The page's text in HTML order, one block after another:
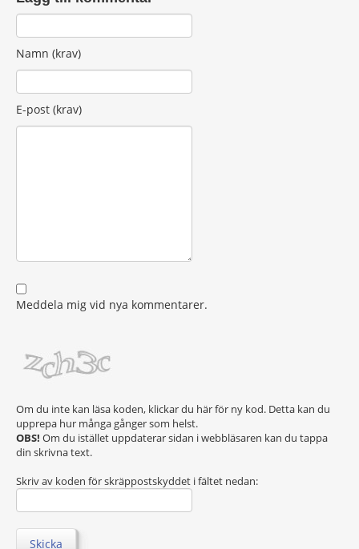
Namn (krav)
E-post (krav)
Meddela mig vid nya kommentarer.
Om du inte kan läsa koden, klickar du här för ny kod. Detta kan du
upprepa hur många gånger som helst.
OBS! Om du istället uppdaterar sidan i webbläsaren kan du tappa
din skrivna text.
Skriv av koden för skräppostskyddet i fältet nedan:
Skicka